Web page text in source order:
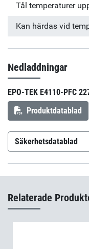
Tål temperaturer
Kan härdas vid
Nedladdningar
EPO-TEK E4110-PFC
Produktdatablad
Säkerhetsdatablad
Epo-Tek E4110-
Relaterade